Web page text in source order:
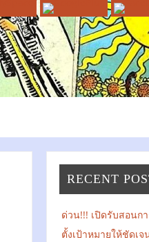
RECENT
ด่วน!!! เปิดรับสอนก
ตั้งเป้าหมายให้ชัดเ